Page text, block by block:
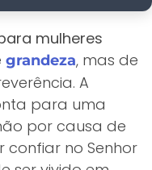
mulheres
grandeza, mas de
A
para uma
por causa de
no Senhor